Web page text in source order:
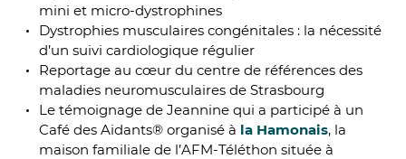
mini et micro-dystrophines
Dystrophies musculaires congénitales : la nécessité
d’un suivi cardiologique régulier
Reportage au cœur du centre de références des
maladies neuromusculaires de Strasbourg
Le témoignage de Jeannine qui a participé à un
Café des Aidants® organisé à la Hamonais, la
maison familiale de l’AFM-Téléthon située à